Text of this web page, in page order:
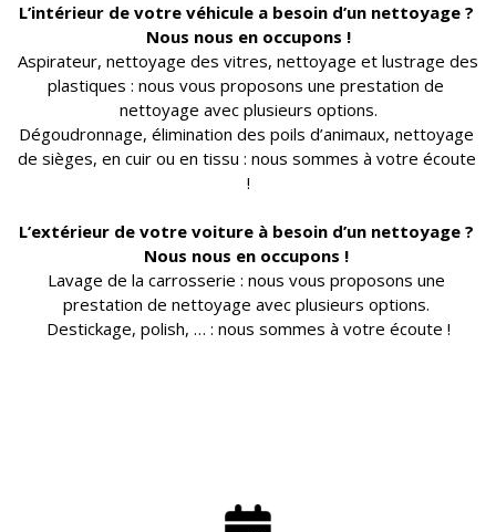
L’intérieur de votre véhicule a besoin d’un nettoyage ?
Nous nous en occupons !
Aspirateur, nettoyage des vitres, nettoyage et lustrage des
plastiques : nous vous proposons une prestation de
nettoyage avec plusieurs options.
Dégoudronnage, élimination des poils d’animaux, nettoyage
de sièges, en cuir ou en tissu : nous sommes à votre écoute
!
L’extérieur de votre voiture à besoin d’un nettoyage ?
Nous nous en occupons !
Lavage de la carrosserie : nous vous proposons une
prestation de nettoyage avec plusieurs options.
Destickage, polish, … : nous sommes à votre écoute !